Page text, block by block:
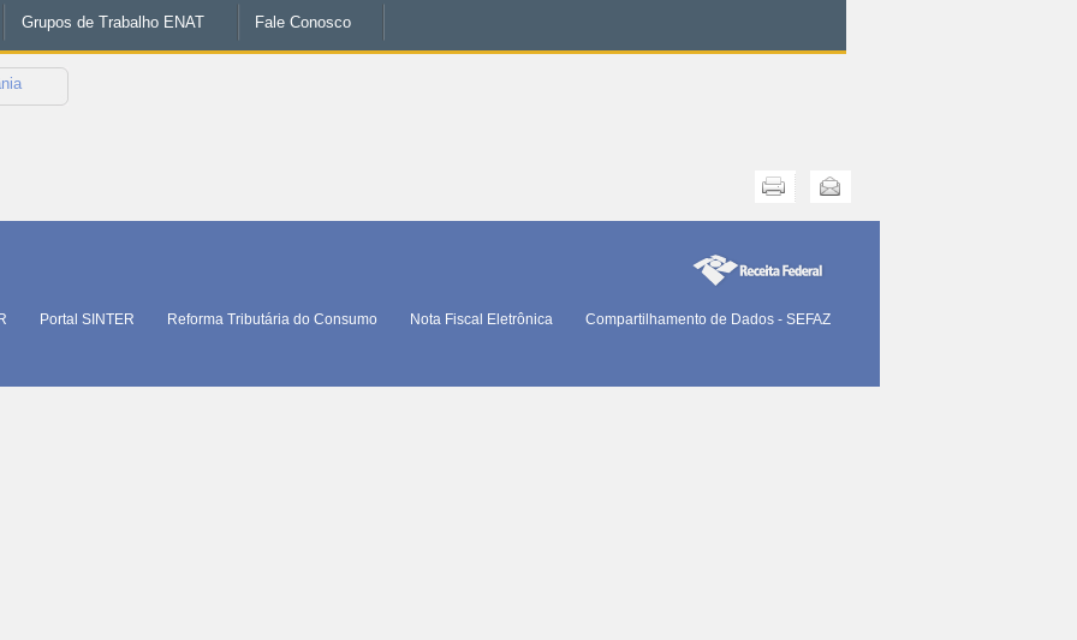
Grupos de Trabalho ENAT Fale Conosco
Enviar
Portal SINTER Reforma Tributária do Consumo Nota Fiscal Eletrônica
Compartilhamento de Dados - SEFAZ